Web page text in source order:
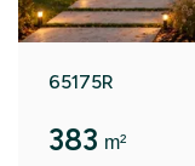
65175R
383 m²